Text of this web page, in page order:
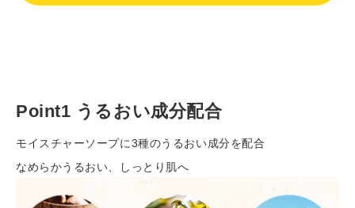
商
入
Point1 うるおい成分配合
モイスチャーソープに3種のうるおい成分を配合
なめらかうるおい、しっとり肌へ